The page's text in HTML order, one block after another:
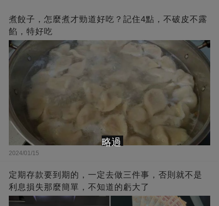
煮餃子，怎麼煮才勁道好吃？記住4點，不破皮不露
餡，特好吃
2024/01/15
定期存款要到期的，一定去做三件事，否則就不是
利息損失那麼簡單，不知道的虧大了
略過